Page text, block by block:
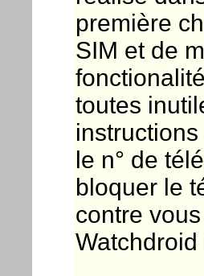
première
SIM et de
toutes
le n° de
bloquer le
contre